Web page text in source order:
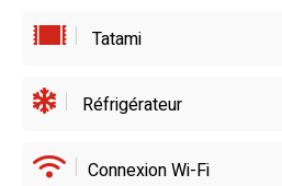
Tatami
Réfrigérateur
Connexion Wi-Fi